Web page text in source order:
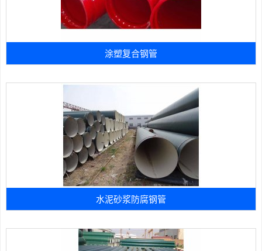
涂塑复合钢管
水泥砂浆防腐钢管